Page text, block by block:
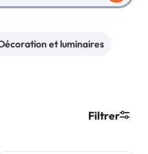
et luminaires
Filtrer